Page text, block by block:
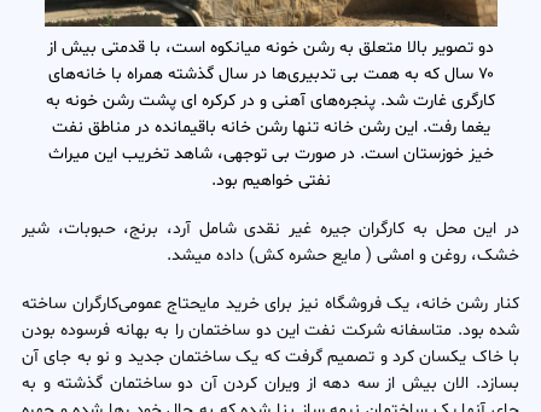
دو تصویر بالا متعلق به رشن خونه میانکوه است، با قدمتی بیش از
۷۰ سال که به همت بی تدبیری‌ها در سال گذشته همراه با خانه‌‌‌های
کارگری غارت شد. پنجره‌‌‌های آهنی و در کرکره ای پشت رشن خونه به
یغما رفت. این رشن خانه تنها رشن خانه باقیمانده در مناطق نفت
خیز خوزستان است. در صورت بی توجهی، شاهد تخریب این میراث
نفتی خواهیم بود.
در این محل به کارگران جیره غیر نقدی شامل آرد، برنج، حبوبات، شیر
خشک، روغن و امشی ( مایع حشره کش) داده میشد.
کنار رشن خانه، یک فروشگاه نیز برای خرید مایحتاج عمومی‌کارگران ساخته
شده بود. متاسفانه شرکت نفت این دو ساختمان را به بهانه فرسوده بودن
با خاک یکسان کرد و تصمیم گرفت که یک ساختمان جدید و نو به جای آن
بسازد. الان بیش از سه دهه از ویران کردن آن دو ساختمان گذشته و به